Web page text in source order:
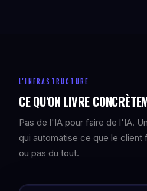
L'INFRASTRUCTURE
CE QU'ON LIVRE
Pas de l'IA pour faire de l'IA.
qui automatise ce que le client
ou pas du tout.